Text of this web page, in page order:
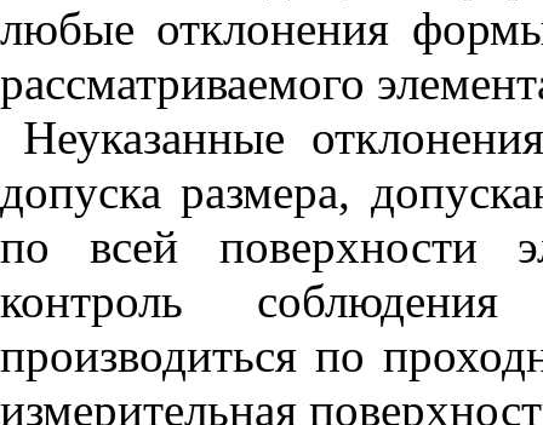
любые отклонения
рассматриваемого
Неуказанные
допуска размера,
по всей поверхности
контроль соблюдения
производиться по
измерительная поверхн